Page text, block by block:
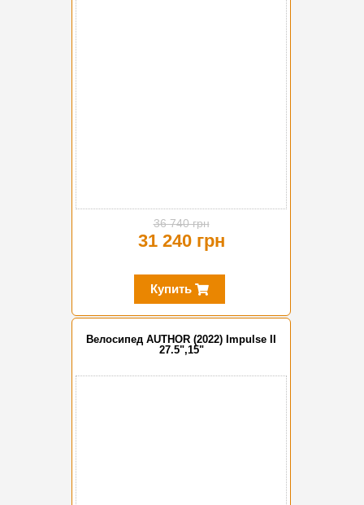
36 740 грн
31 240 грн
Купить
Велосипед AUTHOR (2022) Impulse II
27.5",15"